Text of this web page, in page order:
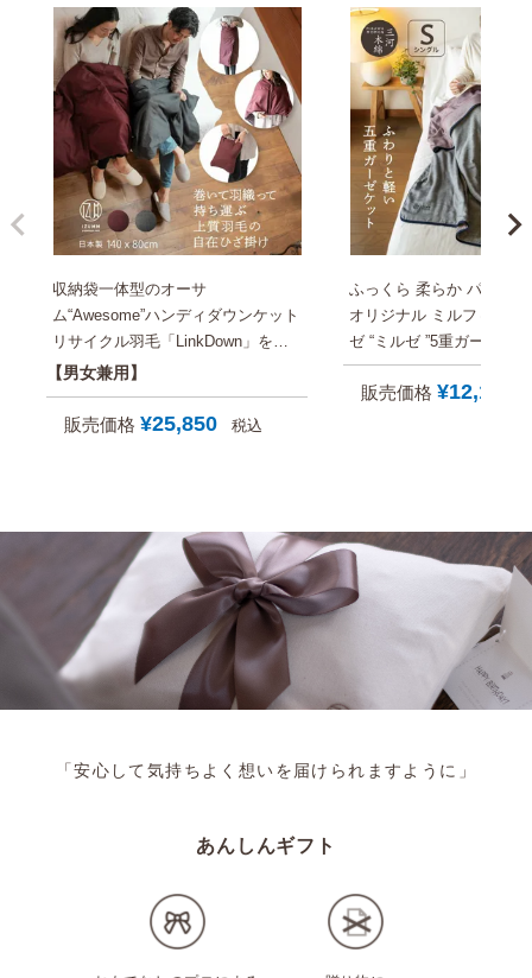
収納袋一体型のオーサ
ム“Awesome”ハンディダウンケット
リサイクル羽毛「LinkDown」を使
用 ひざ掛け・巻きスカート・ポン
チョ キャンプやスポーツ観戦の防
寒 子供や大人の昼寝 防災グッズ 一
男女兼用
販売価格 ¥25,850 税込
ふっくら 柔らか パジャ
オリジナル ミルフィーユ
ゼ “ミルゼ ”5重ガーゼ ガーゼケット
シングル 日本製
すめ タオルケット/ブラ
販売価格 ¥12,100